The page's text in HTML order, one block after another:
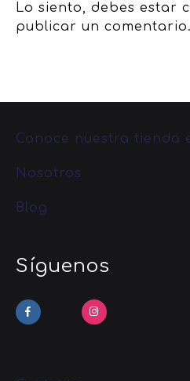
Lo siento, debes estar
publicar un comentario.
Conoce nuestra tienda
Nosotros
Blog
Síguenos